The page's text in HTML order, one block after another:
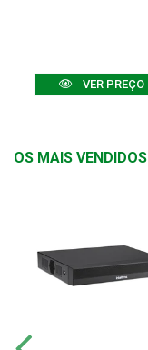
VER PREÇO
OS MAIS VENDIDOS